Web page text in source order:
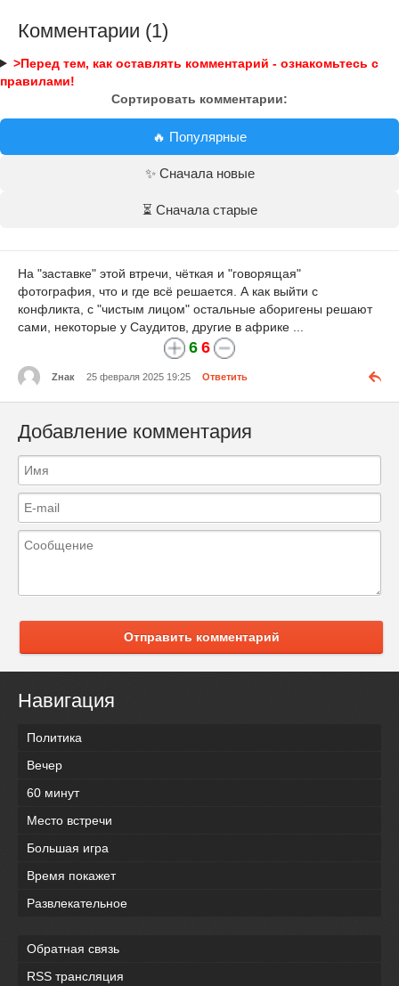
Комментарии (1)
>Перед тем, как оставлять комментарий - ознакомьтесь с
правилами!
Сортировать комментарии:
🔥 Популярные
✨ Сначала новые
⏳ Сначала старые
На "заставке" этой втречи, чёткая и "говорящая"
фотография, что и где всё решается. А как выйти с
конфликта, с "чистым лицом" остальные аборигены решают
сами, некоторые у Саудитов, другие в африке ...
6 6
Zнак 25 февраля 2025 19:25 Ответить
Добавление комментария
Отправить комментарий
Навигация
Политика
Вечер
60 минут
Место встречи
Большая игра
Время покажет
Развлекательное
Обратная связь
RSS трансляция